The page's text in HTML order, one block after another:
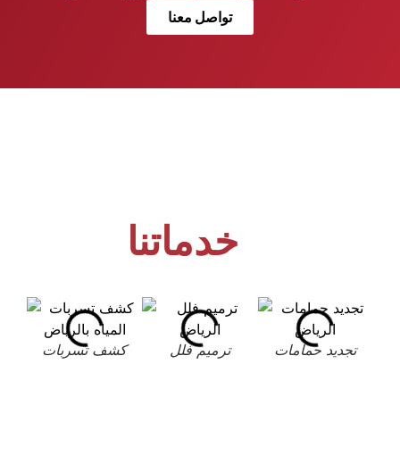
تواصل معنا
خدماتنا
كشف تسربات ترميم فلل تجديد حمامات